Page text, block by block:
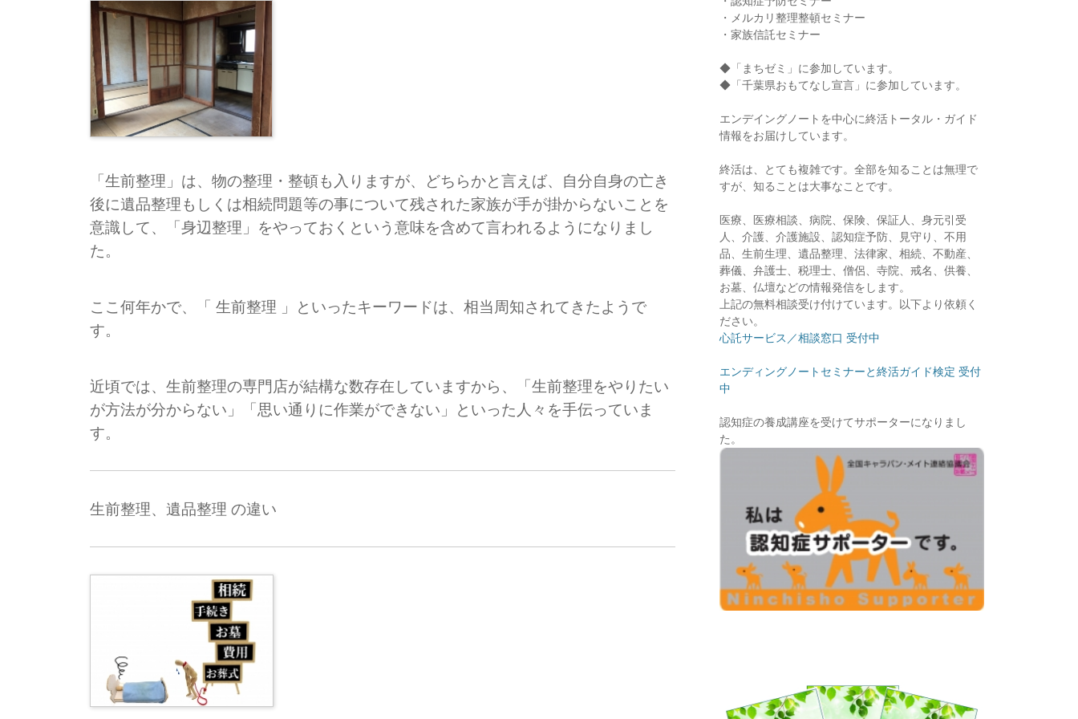
「生前整理」は、物の整理・整頓も入りますが、どちらかと言えば、自分自身の亡き
後に遺品整理もしくは相続問題等の事について残された家族が手が掛からないことを
意識して、「身辺整理」をやっておくという意味を含めて言われるようになりまし
た。
ここ何年かで、「 生前整理 」といったキーワードは、相当周知されてきたようで
す。
近頃では、生前整理の専門店が結構な数存在していますから、「生前整理をやりたい
が方法が分からない」「思い通りに作業ができない」といった人々を手伝っていま
す。
生前整理、遺品整理 の違い
・メルカリ整理整頓セミナー
・家族信託セミナー
◆「まちゼミ」に参加しています。
◆「千葉県おもてなし宣言」に参加しています。
エンデイングノートを中心に終活トータル・ガイド
情報をお届けしています。
終活は、とても複雑です。全部を知ることは無理で
すが、知ることは大事なことです。
医療、医療相談、病院、保険、保証人、身元引受
人、介護、介護施設、認知症予防、見守り、不用
品、生前生理、遺品整理、法律家、相続、不動産、
葬儀、弁護士、税理士、僧侶、寺院、戒名、供養、
お墓、仏壇などの情報発信をします。
上記の無料相談受け付けています。以下より依頼く
ださい。
心託サービス／相談窓口 受付中
エンディングノートセミナーと終活ガイド検定 受付
中
認知症の養成講座を受けてサポーターになりまし
た。